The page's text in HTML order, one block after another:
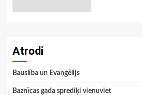
Atrodi
Bauslība un Evaņģēlijs
Baznīcas gada sprediķi vienuviet